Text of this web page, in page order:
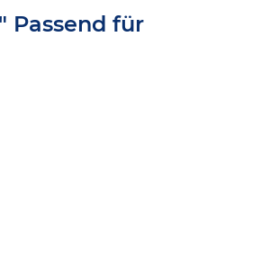
Passend für